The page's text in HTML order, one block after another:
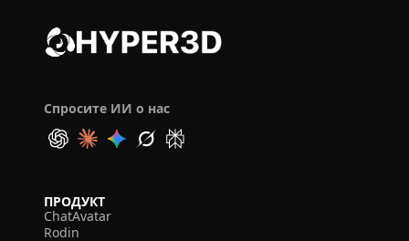
Спросите ИИ о нас
ПРОДУКТ
ChatAvatar
Rodin